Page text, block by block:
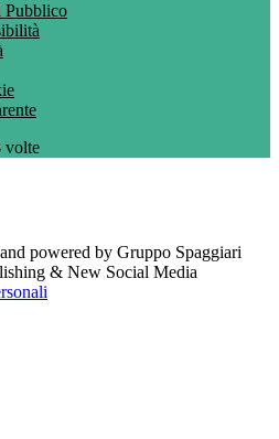
volte
powered by Gruppo Spaggiari
& New Social Media